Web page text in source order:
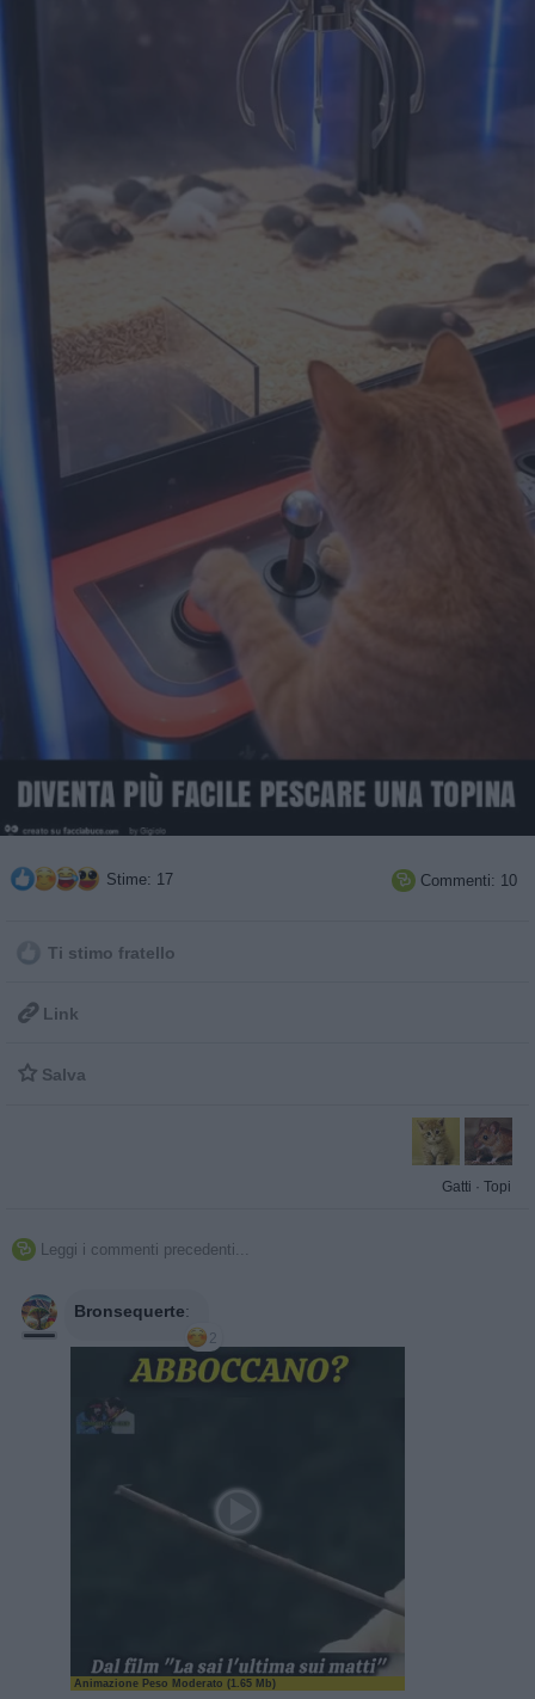
Stime: 17  Commenti: 10
Ti stimo fratello
 Link
 Salva
Gatti · Topi
 Leggi i commenti precedenti...
Bronsequerte:
2
Animazione Peso Moderato (1.65 Mb)